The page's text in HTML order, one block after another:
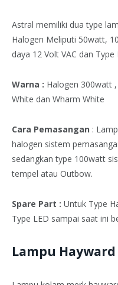
Astral memiliki dua type
Halogen Meliputi 50watt,
daya 12 Volt VAC dan
Warna : Halogen 300watt
White dan Wharm White
Cara Pemasangan :
halogen sistem
sedangkan type 100watt
tempel atau Outbow.
Spare Part : Untuk Type
Type LED sampai saat ini
Lampu